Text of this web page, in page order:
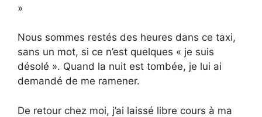
»
Nous sommes restés des heures dans ce taxi,
sans un mot, si ce n’est quelques « je suis
désolé ». Quand la nuit est tombée, je lui ai
demandé de me ramener.
De retour chez moi, j’ai laissé libre cours à ma